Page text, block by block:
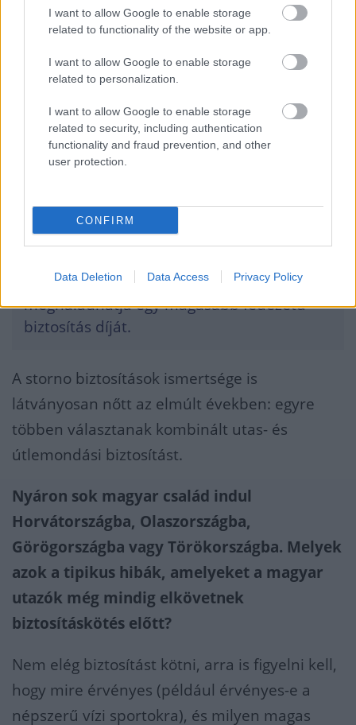
I want to allow Google to enable storage
related to functionality of the website or app.
I want to allow Google to enable storage
related to personalization.
I want to allow Google to enable storage
related to security, including authentication
functionality and fraud prevention, and other
user protection.
CONFIRM
Data Deletion Data Access Privacy Policy
Emellett ugyanakkor az is jól látható, hogy a
pandémia óta jelentősen erősödött az utazók
tudatossága, nemcsak nagyobb arányban
kötnek utasbiztosítást, de megfigyelhető a
fokozatos elmozdulás a drágább, magasabb
szolgáltatásokat nyújtó termékek felé:
érdemes spórolni az utasbiztosítás árán,
hiszen egy komolyabb külföldi
káresemény költsége többszörösen
meghaladhatja egy magasabb fedezetű
biztosítás díját.
A storno biztosítások ismertsége is
látványosan nőtt az elmúlt években: egyre
többen választanak kombinált utas- és
útlemondási biztosítást.
Nyáron sok magyar család indul
Horvátországba, Olaszországba,
Görögországba vagy Törökországba. Melyek
azok a tipikus hibák, amelyeket a magyar
utazók még mindig elkövetnek
biztosításkötés előtt?
Nem elég biztosítást kötni, arra is figyelni kell,
hogy mire érvényes (például érvényes-e a
népszerű vízi sportokra), és milyen magas